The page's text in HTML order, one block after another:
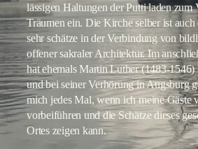
lässigen Haltungen der Putti laden zum
Träumen ein. Die Kirche selber ist
sehr schätze in der Verbindung von
offener sakraler Architektur. Im
hat ehemals Martin Luther (1483-1546)
und bei seiner Verhörung in Augsburg
mich jedes Mal, wenn ich meine Gäste
vorbeiführen und die Schätze dieses
Ortes zeigen kann.